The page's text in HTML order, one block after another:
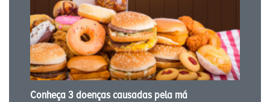
Conheça 3 doenças causadas pela má